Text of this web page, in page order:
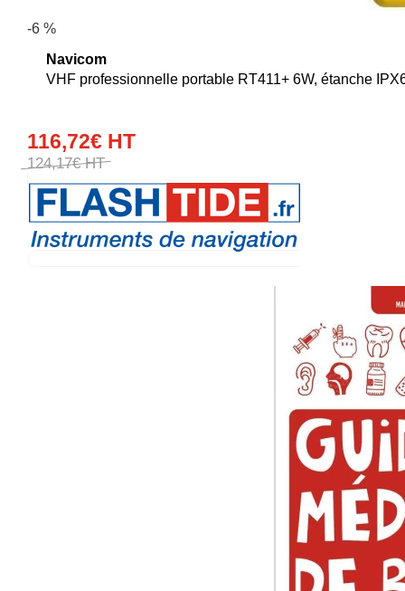
-6 %
Navicom
VHF professionnelle portable RT411+ 6W, étanche
116,72€ HT
124,17€ HT